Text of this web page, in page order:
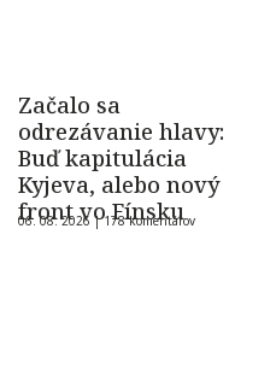
Začalo sa
odrezávanie hlavy:
Buď kapitulácia
Kyjeva, alebo nový
front vo Fínsku
06. 08. 2026 |178 komentárov